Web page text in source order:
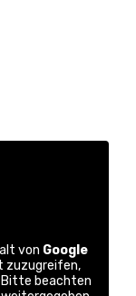
von Google
zuzugreifen,
Bitte beachten